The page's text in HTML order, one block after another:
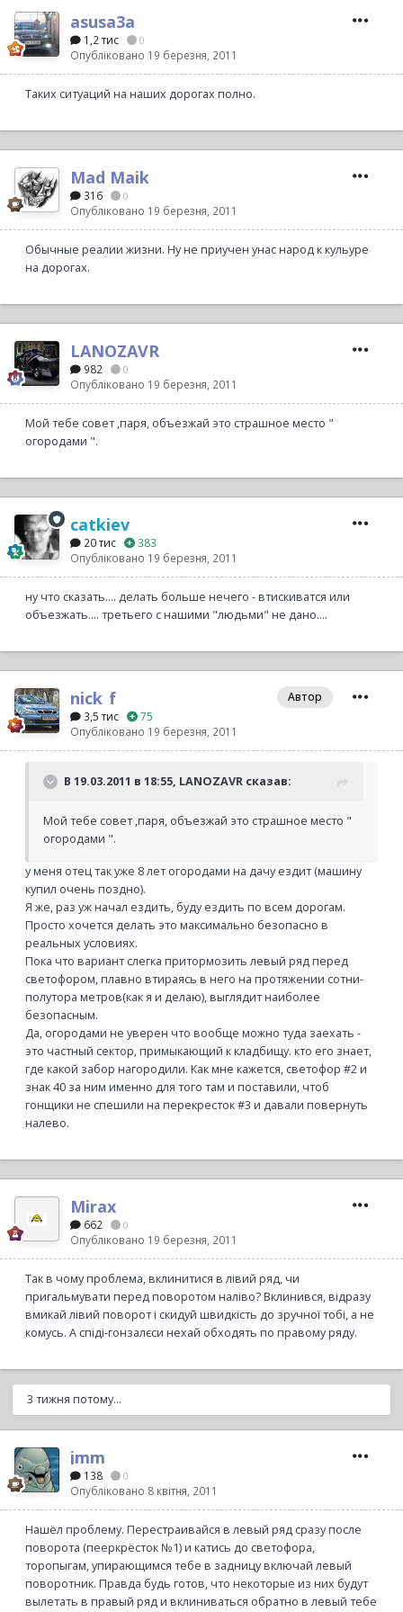
asusa3a
1,2 тис 0
Опубліковано 19 березня, 2011
Таких ситуаций на наших дорогах полно.
Mad Maik
316 0
Опубліковано 19 березня, 2011
Обычные реалии жизни. Ну не приучен унас народ к кульуре
на дорогах.
LANOZAVR
982 0
Опубліковано 19 березня, 2011
Мой тебе совет ,паря, объезжай это страшное место "
огородами ".
catkiev
20 тис
383
Опубліковано 19 березня, 2011
ну что сказать.... делать больше нечего - втискиватся или
объезжать.... третьего с нашими "людьми" не дано....
nick_f
3,5 тис
75
Опубліковано 19 березня, 2011
Автор
В 19.03.2011 в 18:55, LANOZAVR сказав:
Мой тебе совет ,паря, объезжай это страшное место "
огородами ".
у меня отец так уже 8 лет огородами на дачу ездит (машину
купил очень поздно).
Я же, раз уж начал ездить, буду ездить по всем дорогам.
Просто хочется делать это максимально безопасно в
реальных условиях.
Пока что вариант слегка притормозить левый ряд перед
светофором, плавно втираясь в него на протяжении сотни-
полутора метров(как я и делаю), выглядит наиболее
безопасным.
Да, огородами не уверен что вообще можно туда заехать -
это частный сектор, примыкающий к кладбищу. кто его знает,
где какой забор нагородили. Как мне кажется, светофор #2 и
знак 40 за ним именно для того там и поставили, чтоб
гонщики не спешили на перекресток #3 и давали повернуть
налево.
Mirax
662 0
Опубліковано 19 березня, 2011
Так в чому проблема, вклинитися в лівий ряд, чи
пригальмувати перед поворотом наліво? Вклинився, відразу
вмикай лівий поворот і скидуй швидкість до зручної тобі, а не
комусь. А спіді-гонзалєси нехай обходять по правому ряду.
3 тижня потому...
jmm
138 0
Опубліковано 8 квітня, 2011
Нашёл проблему. Перестраивайся в левый ряд сразу после
поворота (пееркрёсток №1) и катись до светофора,
торопыгам, упирающимся тебе в задницу включай левый
поворотник. Правда будь готов, что некоторые из них будут
вылетать в правый ряд и вклиниваться обратно в левый тебе